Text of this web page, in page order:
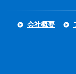
会社概要